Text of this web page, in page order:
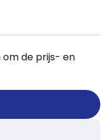
om de prijs- en